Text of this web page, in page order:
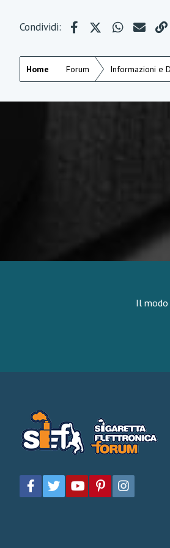
Condividi: FacebookX (Twitter)WhatsApp
e-mail
Home Forum Informazioni e
Il modo